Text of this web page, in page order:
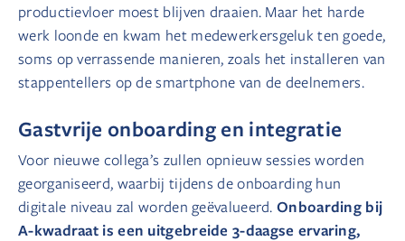
productievloer moest blijven draaien. Maar het harde
werk loonde en kwam het medewerkersgeluk ten goede,
soms op verrassende manieren, zoals het installeren van
stappentellers op de smartphone van de deelnemers.
Gastvrije onboarding en integratie
Voor nieuwe collega’s zullen opnieuw sessies worden
georganiseerd, waarbij tijdens de onboarding hun
digitale niveau zal worden geëvalueerd.Onboarding bij
A-kwadraat is een uitgebreide 3-daagse ervaring,